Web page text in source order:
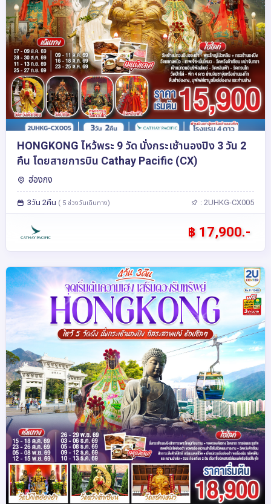
HONGKONG ไหว้พระ 9 วัด นั่งกระเช้านองปิง 3 วัน 2
คืน โดยสายการบิน Cathay Pacific (CX)
ฮ่องกง
3วัน 2คืน ( 5 ช่วงวันเดินทาง) : 2UHKG-CX005
฿ 17,900.-